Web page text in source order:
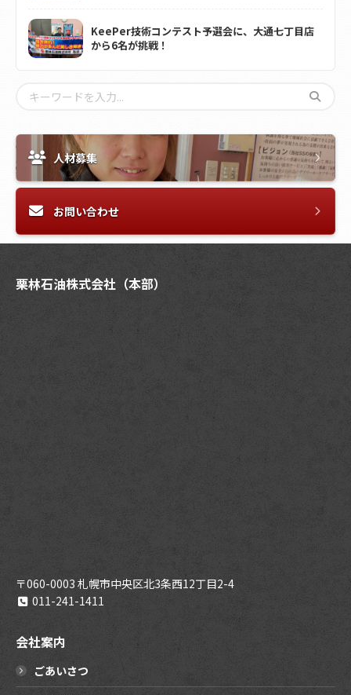
KeePer技術コンテスト予選会に、大通七丁目店
から6名が挑戦！
人材募集
お問い合わせ
栗林石油株式会社（本部）
〒060-0003 札幌市中央区北3条西12丁目2-4
011-241-1411
会社案内
ごあいさつ